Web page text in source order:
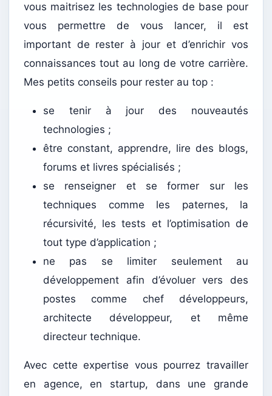
vous maitrisez les technologies de base pour
vous permettre de vous lancer, il est
important de rester à jour et d’enrichir vos
connaissances tout au long de votre carrière.
Mes petits conseils pour rester au top :
se tenir à jour des nouveautés
technologies ;
être constant, apprendre, lire des blogs,
forums et livres spécialisés ;
se renseigner et se former sur les
techniques comme les paternes, la
récursivité, les tests et l’optimisation de
tout type d’application ;
ne pas se limiter seulement au
développement afin d’évoluer vers des
postes comme chef développeurs,
architecte développeur, et même
directeur technique.
Avec cette expertise vous pourrez travailler
en agence, en startup, dans une grande